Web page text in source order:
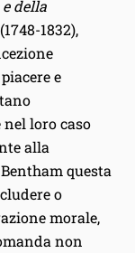
della
1832),
e
loro caso
alla
questa
o
morale,
non